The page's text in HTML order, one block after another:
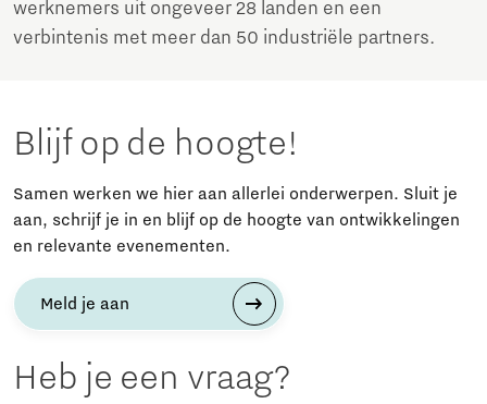
werknemers uit ongeveer 28 landen en een
verbintenis met meer dan 50 industriële partners.
Blijf op de hoogte!
Samen werken we hier aan allerlei onderwerpen. Sluit je
aan, schrijf je in en blijf op de hoogte van ontwikkelingen
en relevante evenementen.
Meld je aan
Heb je een vraag?